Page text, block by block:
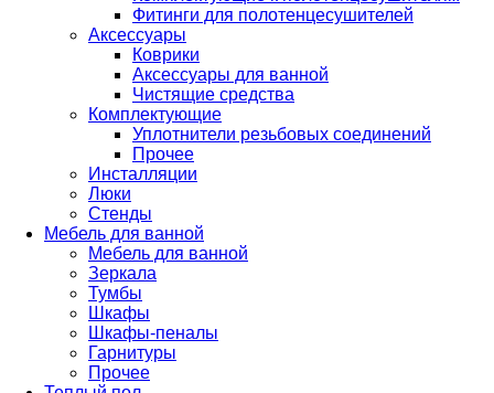
Фитинги для полотенцесушителей
Аксессуары
Коврики
Аксессуары для ванной
Чистящие средства
Комплектующие
Уплотнители резьбовых соединений
Прочее
Инсталляции
Люки
Стенды
Мебель для ванной
Мебель для ванной
Зеркала
Тумбы
Шкафы
Шкафы-пеналы
Гарнитуры
Прочее